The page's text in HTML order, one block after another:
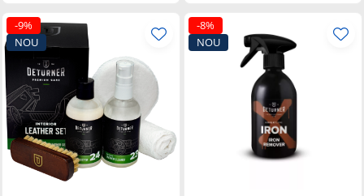
-9%
NOU
-8%
NOU